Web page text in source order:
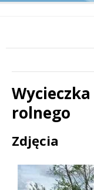
rolnego
Treść
Zdjęcia